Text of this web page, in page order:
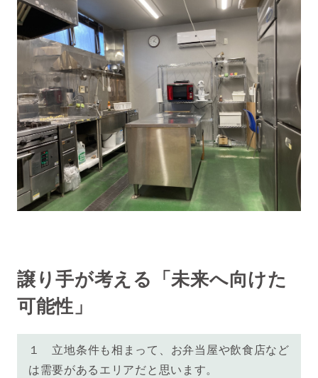
譲り手が考える「未来へ向けた
可能性」
１ 立地条件も相まって、お弁当屋や飲食店など
は需要があるエリアだと思います。